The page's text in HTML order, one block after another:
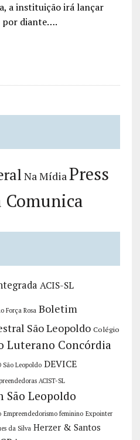
a instituição irá lançar
por diante….
Na MídiaPress
Comunica
ACIS-SL
Força Rosa Boletim
São Leopoldo Colégio
Luterano Concórdia
São Leopoldo DEVICE
ACIST-SL
São Leopoldo
Empreendedorismo feminino Expointer
da Silva Herzer & Santos